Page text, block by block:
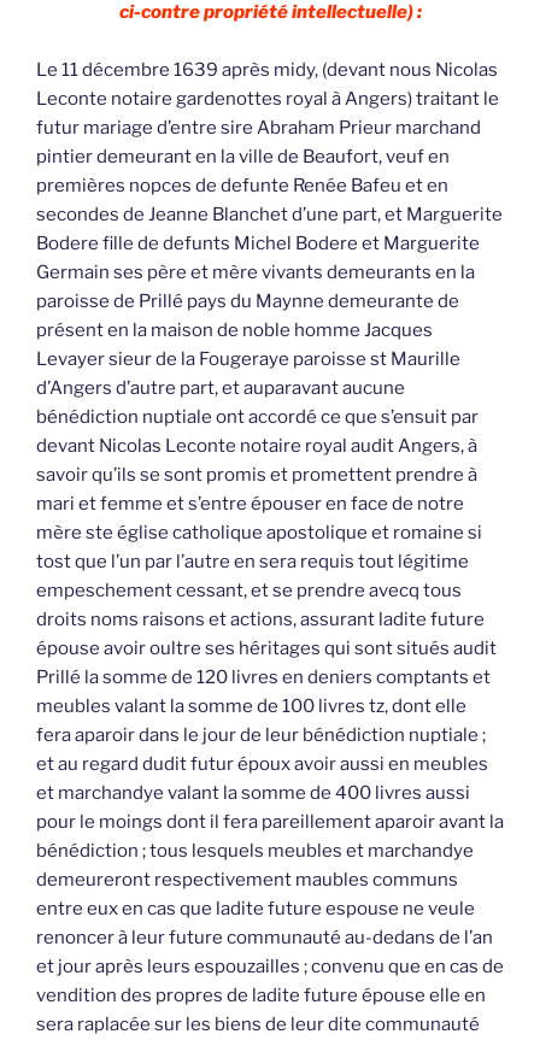
ci-contre propriété intellectuelle) :
Le 11 décembre 1639 après midy, (devant nous Nicolas
Leconte notaire gardenottes royal à Angers) traitant le
futur mariage d’entre sire Abraham Prieur marchand
pintier demeurant en la ville de Beaufort, veuf en
premières nopces de defunte Renée Bafeu et en
secondes de Jeanne Blanchet d’une part, et Marguerite
Bodere fille de defunts Michel Bodere et Marguerite
Germain ses père et mère vivants demeurants en la
paroisse de Prillé pays du Maynne demeurante de
présent en la maison de noble homme Jacques
Levayer sieur de la Fougeraye paroisse st Maurille
d’Angers d’autre part, et auparavant aucune
bénédiction nuptiale ont accordé ce que s’ensuit par
devant Nicolas Leconte notaire royal audit Angers, à
savoir qu’ils se sont promis et promettent prendre à
mari et femme et s’entre épouser en face de notre
mère ste église catholique apostolique et romaine si
tost que l’un par l’autre en sera requis tout légitime
empeschement cessant, et se prendre avecq tous
droits noms raisons et actions, assurant ladite future
épouse avoir oultre ses héritages qui sont situés audit
Prillé la somme de 120 livres en deniers comptants et
meubles valant la somme de 100 livres tz, dont elle
fera aparoir dans le jour de leur bénédiction nuptiale ;
et au regard dudit futur époux avoir aussi en meubles
et marchandye valant la somme de 400 livres aussi
pour le moings dont il fera pareillement aparoir avant la
bénédiction ; tous lesquels meubles et marchandye
demeureront respectivement maubles communs
entre eux en cas que ladite future espouse ne veule
renoncer à leur future communauté au-dedans de l’an
et jour après leurs espouzailles ; convenu que en cas de
vendition des propres de ladite future épouse elle en
sera raplacée sur les biens de leur dite communauté